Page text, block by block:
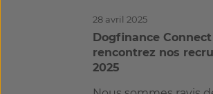
28 avril 2025
Dogfinance
rencontrez nos
2025